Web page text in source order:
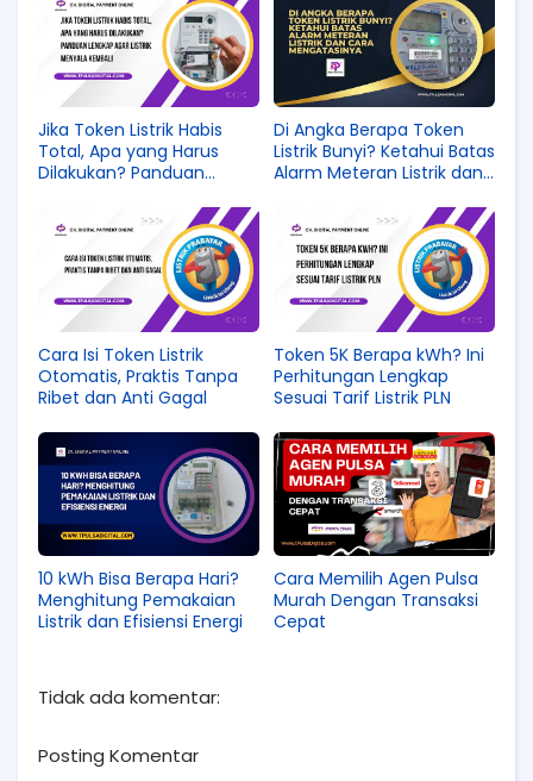
Jika Token Listrik Habis
Total, Apa yang Harus
Dilakukan? Panduan
Menyala Kembali
Di Angka Berapa Token
Listrik Bunyi? Ketahui Batas
Alarm Meteran Listrik dan
Cara Isi Token Listrik
Otomatis, Praktis Tanpa
Ribet dan Anti Gagal
Token 5K Berapa kWh? Ini
Perhitungan Lengkap
Sesuai Tarif Listrik PLN
10 kWh Bisa Berapa Hari?
Menghitung Pemakaian
Listrik dan Efisiensi Energi
Cara Memilih Agen Pulsa
Murah Dengan Transaksi
Cepat
Tidak ada komentar:
Posting Komentar